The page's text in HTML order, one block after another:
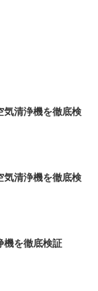
気清浄機を徹底検
気清浄機を徹底検
機を徹底検証